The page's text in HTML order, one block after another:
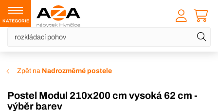
KATEGORIE
Zpět na Nadrozměrné postele
Postel Modul 210x200 cm vysoká 62 cm -
výběr barev